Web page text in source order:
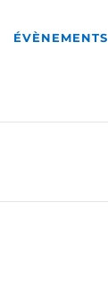
ÉVÈNEMENTS